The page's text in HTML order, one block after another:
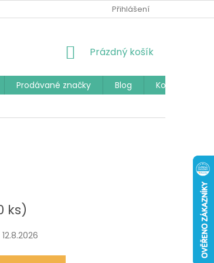
PODMÍNKY OCHRANY OSOBNÍCH ÚDAJŮ
Přihlášení
NÁKUPNÍ
Prázdný košík
Prodávané značky Blog
Kontakty
ks)
12.8.2026